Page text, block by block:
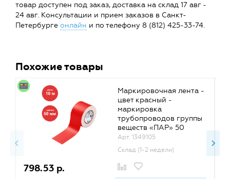
товар доступен под заказ, доставка на склад 17 авг -
24 авг. Консультации и прием заказов в Санкт-
Петербурге онлайн и по телефону 8 (812) 425-33-74.
Похожие товары
Маркировочная лента -
цвет красный -
маркировка
трубопроводов группы
веществ «ПАР» 50
мм/10 м Эконом {F11-
2000-Econ}
Арт. 1349105
Склад (1-2 недели)
798.53 р.